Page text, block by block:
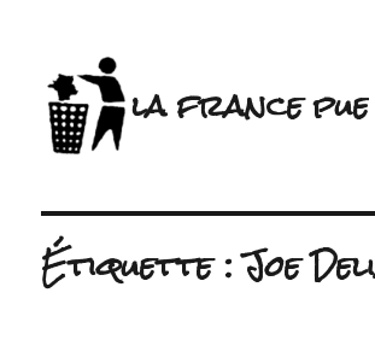
la france pue
Étiquette :Joe